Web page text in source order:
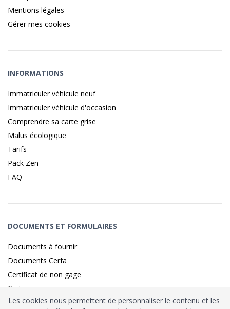
Mentions légales
Gérer mes cookies
INFORMATIONS
Immatriculer véhicule neuf
Immatriculer véhicule d'occasion
Comprendre sa carte grise
Malus écologique
Tarifs
Pack Zen
FAQ
DOCUMENTS ET FORMULAIRES
Documents à fournir
Documents Cerfa
Certificat de non gage
Carte grise provisoire
Les cookies nous permettent de personnaliser le contenu et les